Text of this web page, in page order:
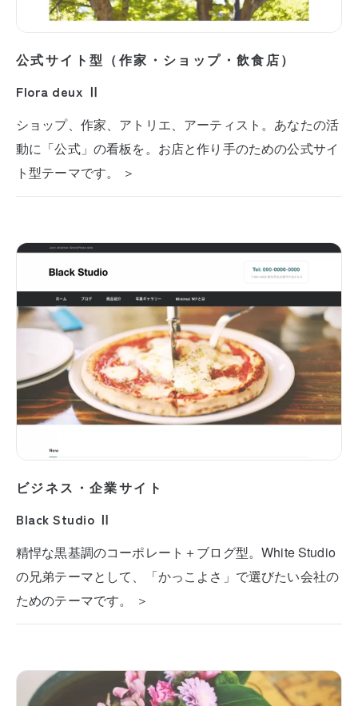
公式サイト型（作家・ショップ・飲食店）
Flora deux Ⅱ
ショップ、作家、アトリエ、アーティスト。あなたの活
動に「公式」の看板を。お店と作り手のための公式サイ
ト型テーマです。 ＞
ビジネス・企業サイト
Black Studio Ⅱ
精悍な黒基調のコーポレート＋ブログ型。White Studio
の兄弟テーマとして、「かっこよさ」で選びたい会社の
ためのテーマです。 ＞